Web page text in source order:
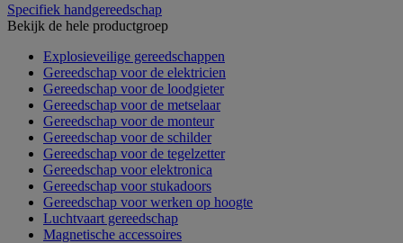
Specifiek handgereedschap
Bekijk de hele productgroep
Explosieveilige gereedschappen
Gereedschap voor de elektricien
Gereedschap voor de loodgieter
Gereedschap voor de metselaar
Gereedschap voor de monteur
Gereedschap voor de schilder
Gereedschap voor de tegelzetter
Gereedschap voor elektronica
Gereedschap voor stukadoors
Gereedschap voor werken op hoogte
Luchtvaart gereedschap
Magnetische accessoires